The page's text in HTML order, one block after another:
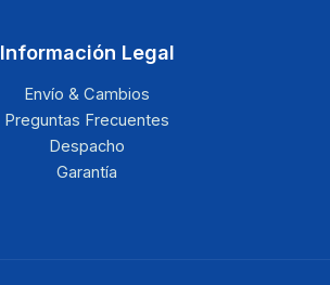
Información Legal
Envío & Cambios
Preguntas Frecuentes
Despacho
Garantía